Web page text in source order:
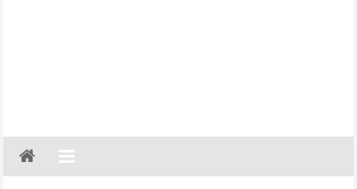
Gazeta
Regionalna